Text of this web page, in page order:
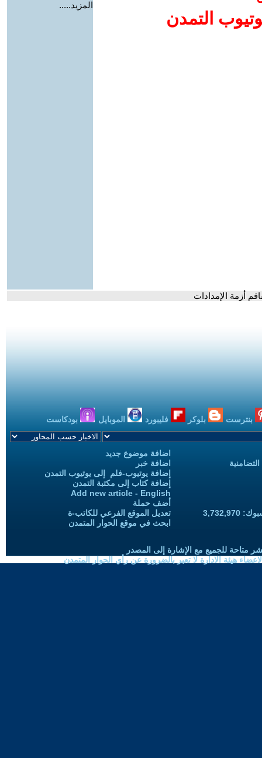
التمدن
المزيد.....
أزمة الإمدادات
بنترست بلوكر فليبورد الموبايل بودكاست
اضافة موضوع جديد
اضافة خبر
إضافة يوتيوب-فلم إلى يوتيوب التمدن
إضافة كتاب إلى مكتبة التمدن
Add new article - English
أضف حملة
تعديل الموقع الفرعي للكاتب-ة
ابحث في موقع الحوار المتمدن
متاحة للجميع مع الإشارة إلى المصدر
هيئة الادارة لا تعبر بالضرورة عن رأي الحوار المتمدن